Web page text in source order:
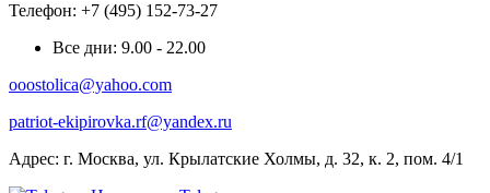
Телефон: +7 (495) 152-73-27
Все дни: 9.00 - 22.00
ooostolica@yahoo.com
patriot-ekipirovka.rf@yandex.ru
Адрес: г. Москва, ул. Крылатские Холмы, д. 32, к. 2, пом. 4/1